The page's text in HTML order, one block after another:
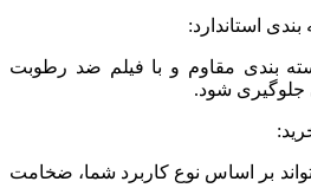
استاندارد:
بندی مقاوم و با فیلم ضد رطوبت
جلوگیری شود.
بر اساس نوع کاربرد شما، ضخامت